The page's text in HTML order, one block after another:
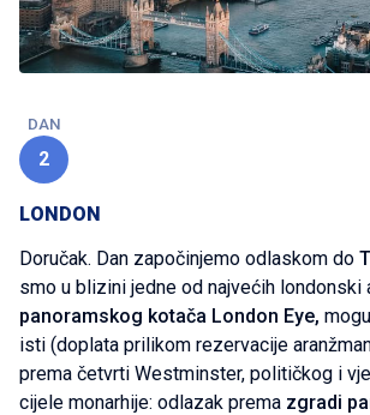
DAN
2
LONDON
Doručak. Dan započinjemo odlaskom do
smo u blizini jedne od najvećih londonski
panoramskog kotača London Eye,
isti (doplata prilikom rezervacije
prema četvrti Westminster, političkog i
cijele monarhije: odlazak prema zgradi